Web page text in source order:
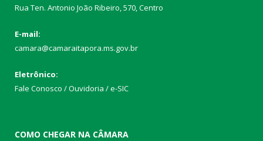
Rua Ten. Antonio João Ribeiro, 570, Centro
E-mail:
camara@camaraitapora.ms.gov.br
Eletrônico:
Fale Conosco / Ouvidoria / e-SIC
COMO CHEGAR NA CÂMARA